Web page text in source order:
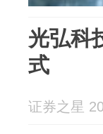
光弘科
式
证券之星